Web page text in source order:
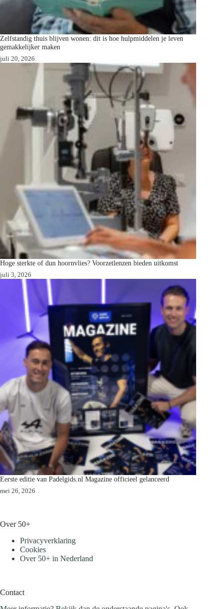
Zelfstandig thuis blijven wonen: dit is hoe hulpmiddelen je leven
gemakkelijker maken
juli 20, 2026
Hoge sterkte of dun hoornvlies? Voorzetlenzen bieden uitkomst
juli 3, 2026
Eerste editie van Padelgids.nl Magazine officieel gelanceerd
mei 26, 2026
Over 50+
Privacyverklaring
Cookies
Over 50+ in Nederland
Contact